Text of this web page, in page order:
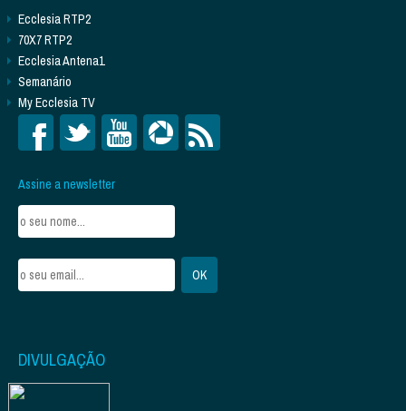
Ecclesia RTP2
70X7 RTP2
Ecclesia Antena1
Semanário
My Ecclesia TV
Assine a newsletter
DIVULGAÇÃO